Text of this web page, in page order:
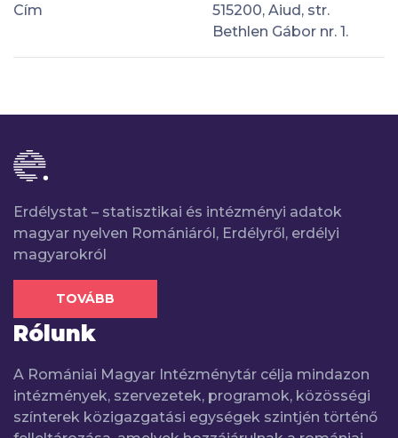
Cím
515200, Aiud, str.
Bethlen Gábor nr. 1.
Erdélystat – statisztikai és intézményi adatok
magyar nyelven Romániáról, Erdélyről, erdélyi
magyarokról
TOVÁBB
Rólunk
A Romániai Magyar Intézménytár célja mindazon
intézmények, szervezetek, programok, közösségi
színterek közigazgatási egységek szintjén történő